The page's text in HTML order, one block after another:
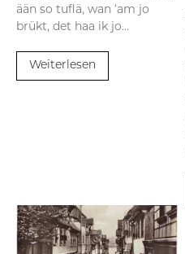
ään so tuflä, wan ‘am jo
brükt, det haa ik jo...
Weiterlesen